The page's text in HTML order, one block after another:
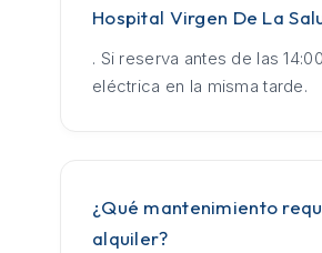
Hospital Virgen De La
. Si reserva antes de las
eléctrica en la misma tarde.
¿Qué mantenimiento
alquiler?